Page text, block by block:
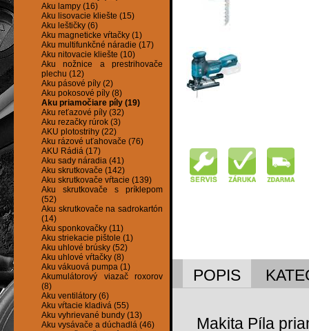
Aku lampy (16)
Aku lisovacie kliešte (15)
Aku leštičky (6)
Aku magneticke vŕtačky (1)
Aku multifunkčné náradie (17)
Aku nitovacie kliešte (10)
Aku nožnice a prestrihovače
plechu (12)
Aku pásové píly (2)
Aku pokosové píly (8)
Aku priamočiare píly (19)
Aku reťazové píly (32)
Aku rezačky rúrok (3)
AKU plotostrihy (22)
Aku rázové uťahovače (76)
AKU Rádiá (17)
Aku sady náradia (41)
Aku skrutkovače (142)
Aku skrutkovače vŕtacie (139)
Aku skrutkovače s príklepom
(52)
Aku skrutkovače na sadrokartón
(14)
Aku sponkovačky (11)
Aku striekacie pištole (1)
Aku uhlové brúsky (52)
Aku uhlové vŕtačky (8)
Aku vákuová pumpa (1)
Akumulátorový viazač roxorov
(8)
Aku ventilátory (6)
Aku vŕtacie kladivá (55)
Aku vyhrievané bundy (13)
Aku vysávače a dúchadlá (46)
POPIS
Makita Píla